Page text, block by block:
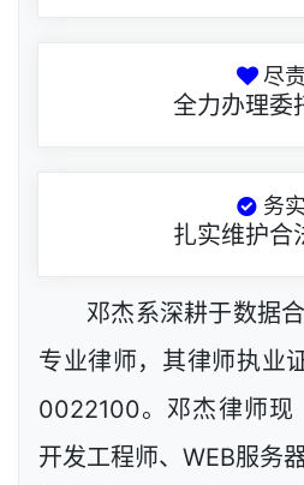
尽责
全力办理委
务实
扎实维护合
邓杰系深耕于数据
专业律师，其律师执业
0022100。邓杰律师现
开发工程师、WEB服务